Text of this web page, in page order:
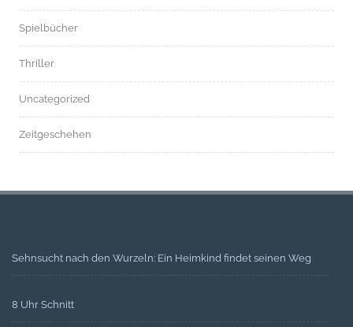
Spielbücher
Thriller
Uncategorized
Zeitgeschehen
Sehnsucht nach den Wurzeln: Ein Heimkind findet seinen Weg
8 Uhr Schnitt